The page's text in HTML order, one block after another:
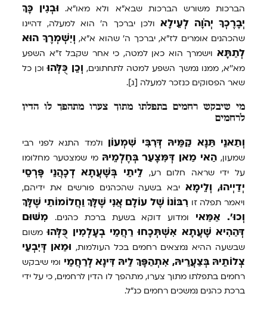
הברכות משורש הברכות שבא"א ולא מאו"א. וּבְגִין כָּךְ
יְבָרֶכְךָ יְהֹוָה לְעֵילָא ולכן יברכך ה' הוא למעלה, דהיינו
שהכהנים אומרים לז"א, יברכך ה' שהוא א"א, וְיִשְׁמְרֶךָ הוּא
לְתַתָּא וישמרך הוא כאן למטה, כי אחר שקבל ז"א השפע
מא''א, ממנו נמשך השפע למטה לתחתונים, וְכֵן כֻּלְּהוּוכן כל
שאר הפסוקים כנזכר למעלה [ג].
מי שיבקש רחמים בתפלתו מתוך צערו מתהפך לו הדין
לרחמים
וְתַאנֵי תַּנָא קַמֵּיהּ דְּרִבִּי שִׁמְעוֹן ולמד התנא לפני רבי
שמעון, הַאי מַאן דְּמִּצָעַר בְּחֶלְמֵיהּ מי שמצטער מחלומו
על ידי שראה חלום רע,לֵיתֵי בְּשָׁעֲתָא דְכָהֲנֵי פָּרְסֵי
יְדַיְיהוּ, וְלֵימָאיבא בשעה שהכהנים פורשים את ידיהם,
ויאמר תפלה זו רִבּוֹנוֹ שֶׁל עוֹלָם אֲנִי שֶׁלָּךְ וַחֲלוֹמוֹתַי שֶׁלָּךְ
וְכוּ'. אַמַּאי ומדוע דוקא בשעת ברכת כהנים. מִשּׁוּם
דְּהַהִיא שָׁעֲתָא אִשְׁתְּכָחוּ רַחֲמֵי בְעָלְמִין כֻּלְּהוּמשום
שבשעה ההיא נמצאים רחמים בכל העולמות, וּמַאן דְּיִבְעֵי
צְלוֹתֵיהּ בְּצַעֲרֵיהּ, אִתְהַפָּךְלֵיהּ דִּינָאלְרַחֲמֵי ומי שיבקש
רחמים בתפלתו מתוך צערו, מתהפך לו הדין לרחמים, כי על ידי
ברכת כהנים נמשכים רחמים כנ"ל.